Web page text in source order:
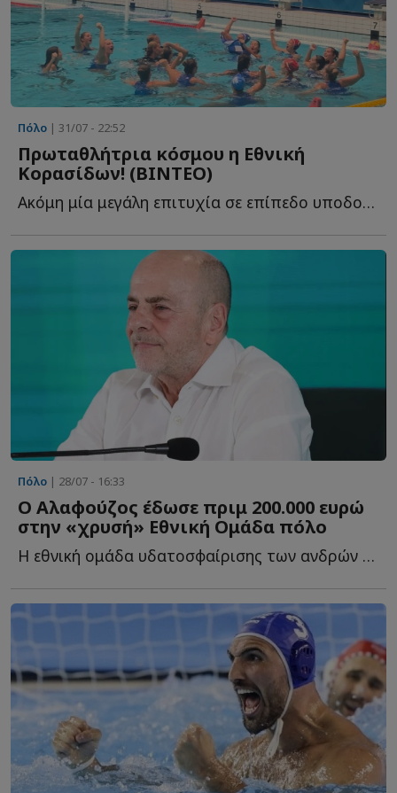
Πόλο | 31/07 - 22:52
Πρωταθλήτρια κόσμου η Εθνική
Κορασίδων! (ΒΙΝΤΕΟ)
Ακόμη μία μεγάλη επιτυχία σε επίπεδο υποδομών προστέθηκε α...
Πόλο | 28/07 - 16:33
Ο Αλαφούζος έδωσε πριμ 200.000 ευρώ
στην «χρυσή» Εθνική Ομάδα πόλο
Η εθνική ομάδα υδατοσφαίρισης των ανδρών ανέβηκε την Κ...